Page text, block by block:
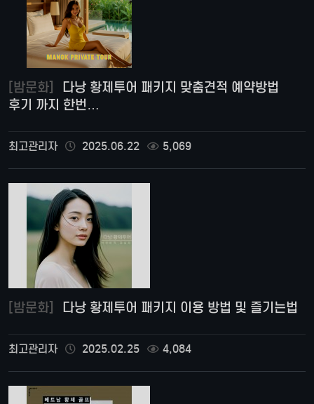
[밤문화]
후기 까지 한번…
최고관리자 2025.06.22 5,069
[밤문화] 다낭 황제투어 패키지 이용 방법 및 즐기는법
최고관리자 2025.02.25 4,084